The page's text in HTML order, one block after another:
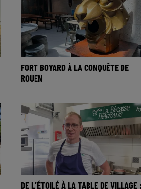
FORT BOYARD À LA CONQUÊTE DE
ROUEN
DE L’ÉTOILÉ À LA TABLE DE VILLAGE :